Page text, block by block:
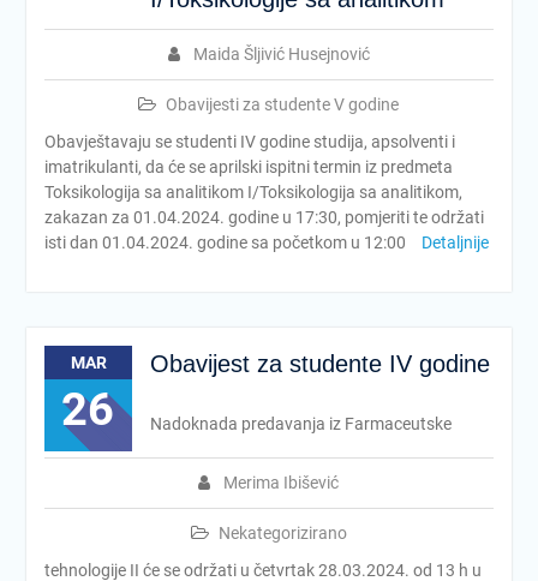
Maida Šljivić Husejnović
Obavijesti za studente V godine
Obavještavaju se studenti IV godine studija, apsolventi i
imatrikulanti, da će se aprilski ispitni termin iz predmeta
Toksikologija sa analitikom I/Toksikologija sa analitikom,
zakazan za 01.04.2024. godine u 17:30, pomjeriti te održati
isti dan 01.04.2024. godine sa početkom u 12:00
Detaljnije
MAR
26
Obavijest za studente IV godine
Merima Ibišević
Nekategorizirano
Nadoknada predavanja iz Farmaceutske
tehnologije II će se održati u četvrtak 28.03.2024. od 13 h u